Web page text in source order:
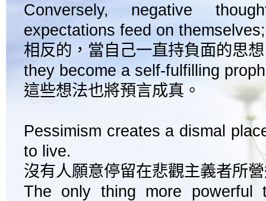
Conversely, negative
expectations feed on themselves;
相反的，當自己一直持負面的思
they become a self-fulfilling
這些想法也將預言成真。
Pessimism creates a dismal
to live.
沒有人願意停留在悲觀主義者所
The only thing more powerful